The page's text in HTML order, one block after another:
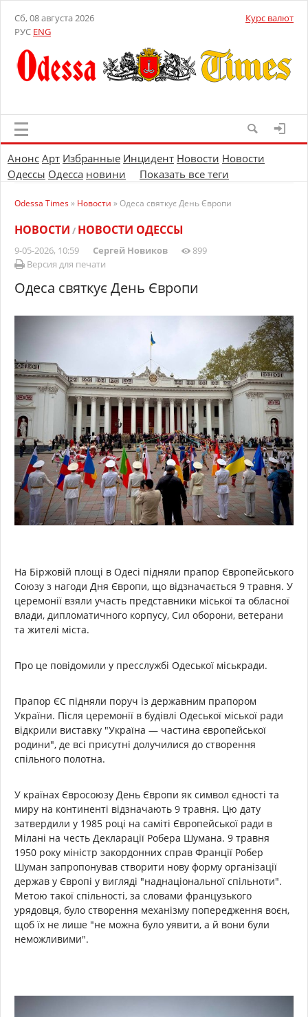
Сб, 08 августа 2026
РУС ENG
Курс валют
Анонс Арт Избранные Инцидент Новости Новости
Одессы Одесса новини Показать все теги
Odessa Times» Новости » Одеса святкує День Європи
НОВОСТИ / НОВОСТИ ОДЕССЫ
9-05-2026, 10:59 Сергей Новиков
899
Версия для печати
Одеса святкує День Європи
На Біржовій площі в Одесі підняли прапор Європейського
Союзу з нагоди Дня Європи, що відзначається 9 травня. У
церемонії взяли участь представники міської та обласної
влади, дипломатичного корпусу, Сил оборони, ветерани
та жителі міста.
Про це повідомили у пресслужбі Одеської міськради.
Прапор ЄС підняли поруч із державним прапором
України. Після церемонії в будівлі Одеської міської ради
відкрили виставку "Україна — частина європейської
родини", де всі присутні долучилися до створення
спільного полотна.
У країнах Євросоюзу День Європи як символ єдності та
миру на континенті відзначають 9 травня. Цю дату
затвердили у 1985 році на саміті Європейської ради в
Мілані на честь Декларації Робера Шумана. 9 травня
1950 року міністр закордонних справ Франції Робер
Шуман запропонував створити нову форму організації
держав у Європі у вигляді "наднаціональної спільноти".
Метою такої спільності, за словами французького
урядовця, було створення механізму попередження воєн,
щоб їх не лише "не можна було уявити, а й вони були
неможливими".